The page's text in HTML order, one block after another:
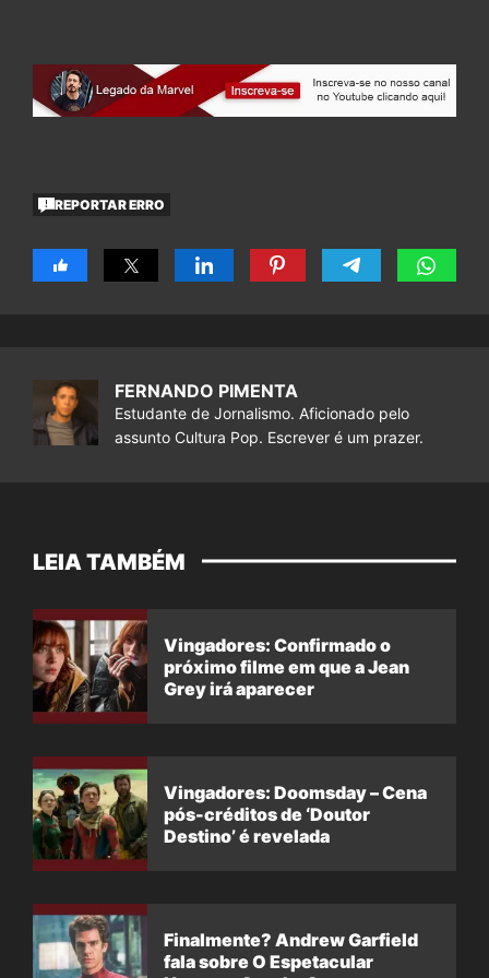
REPORTAR ERRO
FERNANDO PIMENTA
Estudante de Jornalismo. Aficionado pelo
assunto Cultura Pop. Escrever é um prazer.
LEIA TAMBÉM
Vingadores: Confirmado o
próximo filme em que a Jean
Grey irá aparecer
Vingadores: Doomsday – Cena
pós-créditos de ‘Doutor
Destino’ é revelada
Finalmente? Andrew Garfield
fala sobre O Espetacular